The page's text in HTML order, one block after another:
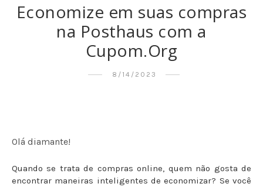
Economize em suas compras
na Posthaus com a
Cupom.Org
8/14/2023
Olá diamante!
Quando se trata de compras online, quem não gosta de
encontrar maneiras inteligentes de economizar? Se você